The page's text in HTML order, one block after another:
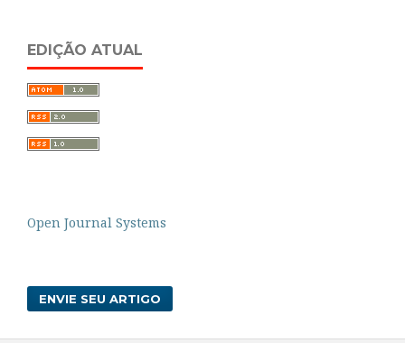
EDIÇÃO ATUAL
Open Journal Systems
ENVIE SEU ARTIGO